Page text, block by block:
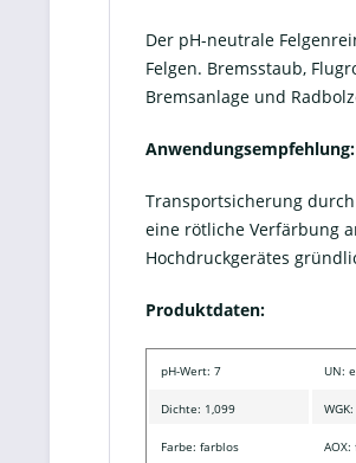
Der pH-neutrale
Felgen. Bremsstaub,
Bremsanlage und
Anwendungsempfehlung:
Transportsicherung
eine rötliche Verfärbung
Hochdruckgerätes
Produktdaten:
pH-Wert: 7 UN:
Dichte: 1,099 WGK:
Farbe: farblos AOX: